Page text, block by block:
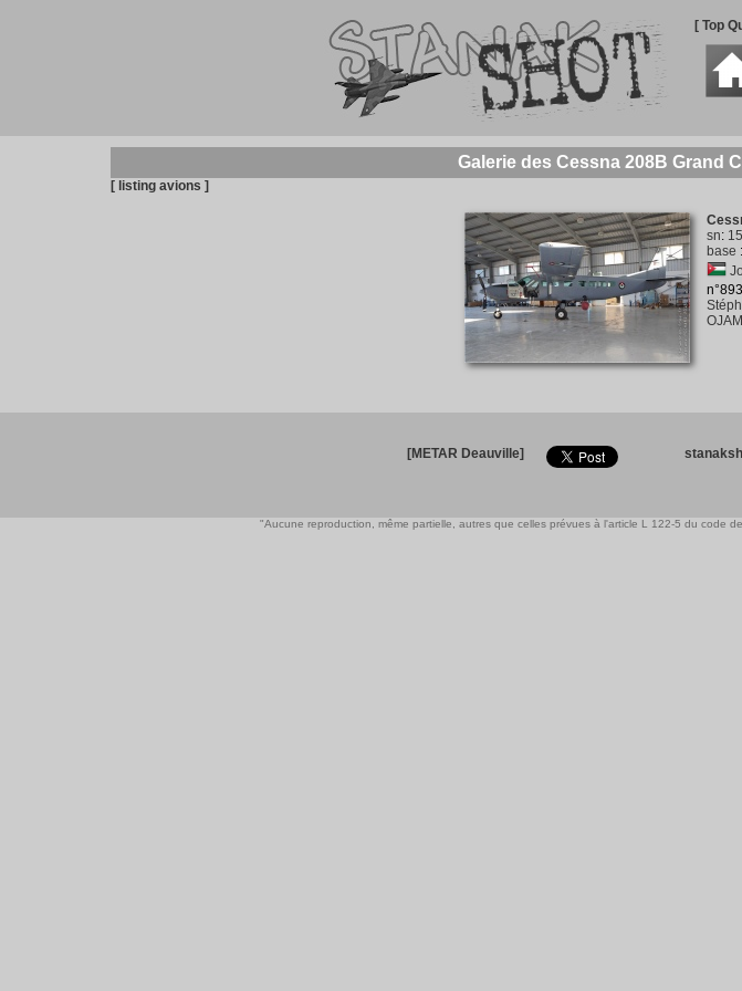
[ Top
Galerie des Cessna 208B Grand
[ listing avions ]
sn:
base :
OJAM
[METAR Deauville]
"Aucune reproduction, même partielle, autres que celles prévues à l'article L 122-5 du code